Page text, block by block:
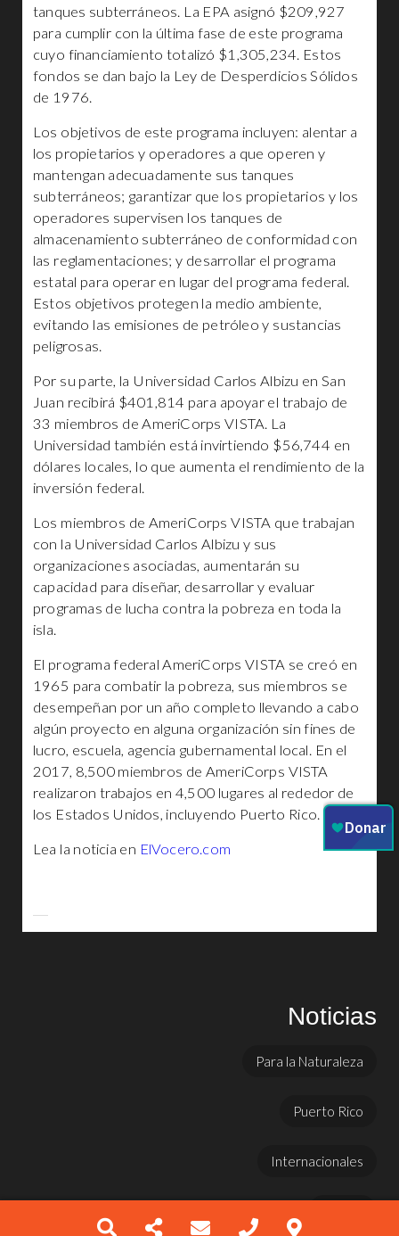
tanques subterráneos. La EPA asignó $209,927
para cumplir con la última fase de este programa
cuyo financiamiento totalizó $1,305,234. Estos
fondos se dan bajo la Ley de Desperdicios Sólidos
de 1976.
Los objetivos de este programa incluyen: alentar a
los propietarios y operadores a que operen y
mantengan adecuadamente sus tanques
subterráneos; garantizar que los propietarios y los
operadores supervisen los tanques de
almacenamiento subterráneo de conformidad con
las reglamentaciones; y desarrollar el programa
estatal para operar en lugar del programa federal.
Estos objetivos protegen la medio ambiente,
evitando las emisiones de petróleo y sustancias
peligrosas.
Por su parte, la Universidad Carlos Albizu en San
Juan recibirá $401,814 para apoyar el trabajo de
33 miembros de AmeriCorps VISTA. La
Universidad también está invirtiendo $56,744 en
dólares locales, lo que aumenta el rendimiento de la
inversión federal.
Los miembros de AmeriCorps VISTA que trabajan
con la Universidad Carlos Albizu y sus
organizaciones asociadas, aumentarán su
capacidad para diseñar, desarrollar y evaluar
programas de lucha contra la pobreza en toda la
isla.
El programa federal AmeriCorps VISTA se creó en
1965 para combatir la pobreza, sus miembros se
desempeñan por un año completo llevando a cabo
algún proyecto en alguna organización sin fines de
lucro, escuela, agencia gubernamental local. En el
2017, 8,500 miembros de AmeriCorps VISTA
realizaron trabajos en 4,500 lugares al rededor de
los Estados Unidos, incluyendo Puerto Rico.
Lea la noticia en ElVocero.com
Noticias
Para la Naturaleza
Puerto Rico
Internacionales